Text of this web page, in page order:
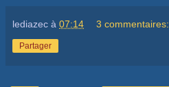
lediazec à 07:14 3 commentaires:
Partager